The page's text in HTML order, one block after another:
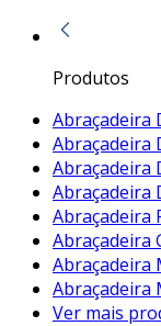
Produtos
Abraçadeira
Abraçadeira
Abraçadeira
Abraçadeira
Abraçadeira
Abraçadeira
Abraçadeira
Abraçadeira
Ver mais